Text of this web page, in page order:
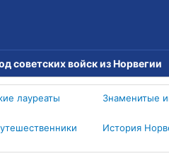
советских войск из Норвегии
лауреаты Знаменитые
История